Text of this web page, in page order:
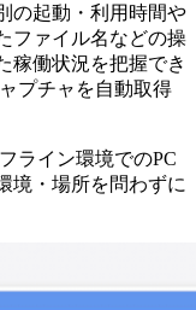
の起動・利用時間や
ファイル名などの操
稼働状況を把握でき
プチャを自動取得
ライン環境でのPC
境・場所を問わずに